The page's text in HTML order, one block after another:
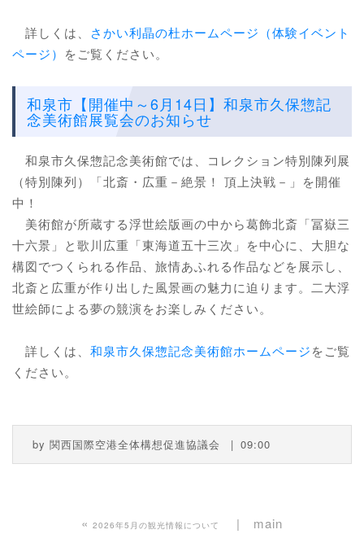
詳しくは、 さかい利晶の杜ホームページ（体験イベント
ページ） をご覧ください。
和泉市【開催中～6月14日】和泉市久保惣記
念美術館展覧会のお知らせ
和泉市久保惣記念美術館では、コレクション特別陳列展
（特別陳列）「北斎・広重－絶景！ 頂上決戦－」を開催
中！
美術館が所蔵する浮世絵版画の中から葛飾北斎「冨嶽三
十六景」と歌川広重「東海道五十三次」を中心に、大胆な
構図でつくられる作品、旅情あふれる作品などを展示し、
北斎と広重が作り出した風景画の魅力に迫ります。二大浮
世絵師による夢の競演をお楽しみください。
詳しくは、 和泉市久保惣記念美術館ホームページをご覧
ください。
by 関西国際空港全体構想促進協議会 09:00
« 2026年5月の観光情報について main